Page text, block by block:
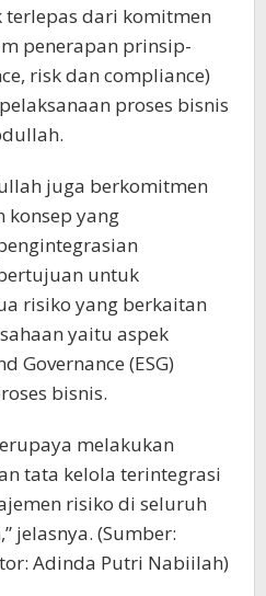
dari komitmen
penerapan prinsip-
risk dan compliance)
proses bisnis
juga berkomitmen
konsep yang
untuk
risiko yang berkaitan
yaitu aspek
Governance (ESG)
bisnis.
melakukan
tata kelola terintegrasi
risiko di seluruh
jelasnya. (Sumber:
Adinda Putri Nabiilah)